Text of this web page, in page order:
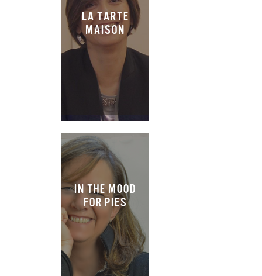
LA TARTE
MAISON
IN THE MOOD
FOR PIES